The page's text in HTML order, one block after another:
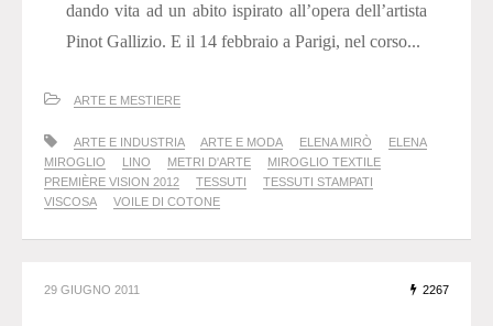
dando vita ad un abito ispirato all’opera dell’artista
Pinot Gallizio. E il 14 febbraio a Parigi, nel corso...
ARTE E MESTIERE
ARTE E INDUSTRIA ARTE E MODA ELENA MIRÒ
ELENA
MIROGLIO
LINO METRI D'ARTE
MIROGLIO TEXTILE
PREMIÈRE VISION 2012
TESSUTI
TESSUTI STAMPATI
VISCOSA
VOILE DI COTONE
29 GIUGNO 2011 2267